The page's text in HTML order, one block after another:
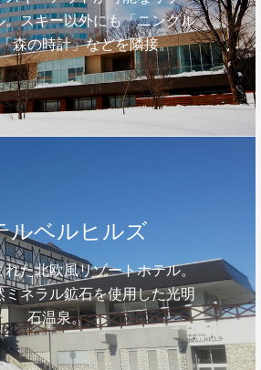
。スキー以外にも「ニングル
森の時計」などを隣接。
ルベルヒルズ
た北欧風リゾートホテル。
ミネラル鉱石を使用した光明
石温泉。